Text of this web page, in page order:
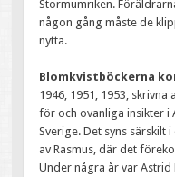
Stormumriken.
någon gång måste de
nytta.
Blomkvistböckerna
1946, 1951, 1953,
för och ovanliga insikter i
Sverige. Det syns särskilt
av Rasmus, där det
Under några år var